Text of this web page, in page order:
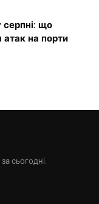
серпні: що
атак на порти
сьогодні.